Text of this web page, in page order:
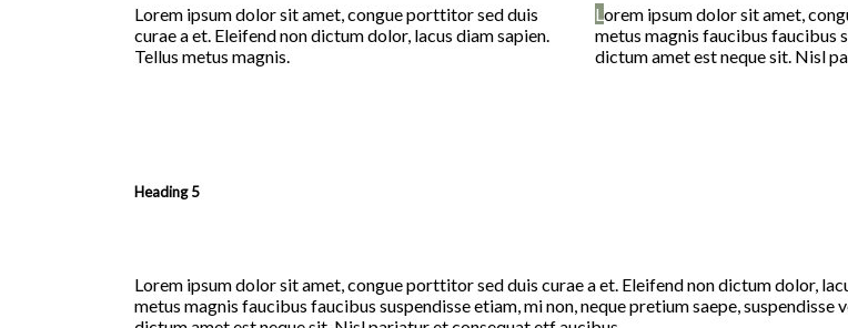
Lorem ipsum dolor sit amet, congue porttitor sed duis
curae a et. Eleifend non dictum dolor, lacus diam sapien.
Tellus metus magnis.
Lorem ipsum dolor sit amet,
metus magnis faucibus faucibus
dictum amet est neque sit. Nisl
Heading 5
Lorem ipsum dolor sit amet, congue porttitor sed duis curae a et. Eleifend non dictum dolor,
metus magnis faucibus faucibus suspendisse etiam, mi non, neque pretium saepe, suspendisse